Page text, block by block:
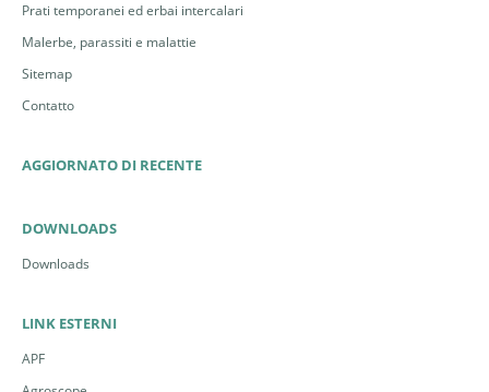
Prati temporanei ed erbai intercalari
Malerbe, parassiti e malattie
Sitemap
Contatto
AGGIORNATO DI RECENTE
DOWNLOADS
Downloads
LINK ESTERNI
APF